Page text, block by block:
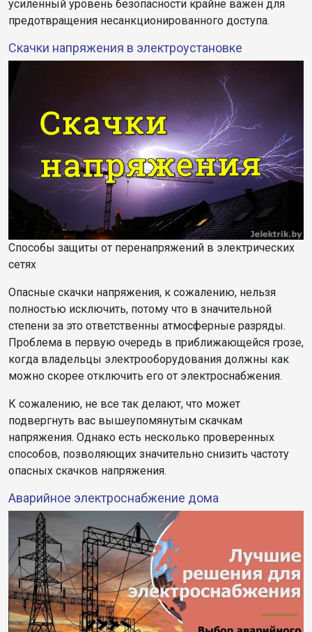
усиленный уровень безопасности крайне важен для
предотвращения несанкционированного доступа.
Скачки напряжения в электроустановке
Способы защиты от перенапряжений в электрических
сетях
Опасные скачки напряжения, к сожалению, нельзя
полностью исключить, потому что в значительной
степени за это ответственны атмосферные разряды.
Проблема в первую очередь в приближающейся грозе,
когда владельцы электрооборудования должны как
можно скорее отключить его от электроснабжения.
К сожалению, не все так делают, что может
подвергнуть вас вышеупомянутым скачкам
напряжения. Однако есть несколько проверенных
способов, позволяющих значительно снизить частоту
опасных скачков напряжения.
Аварийное электроснабжение дома